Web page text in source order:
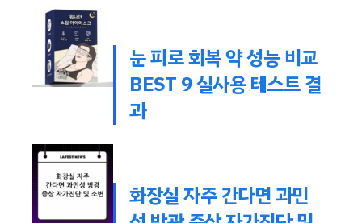
눈 피로 회복 약 성능 비교
BEST 9 실사용 테스트 결
과
화장실 자주 간다면 과민